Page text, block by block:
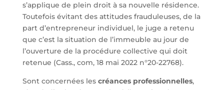
s’applique de plein droit à sa nouvelle résidence.
Toutefois évitant des attitudes frauduleuses, de la
part d’entrepreneur individuel, le juge a retenu
que c’est la situation de l’immeuble au jour de
l’ouverture de la procédure collective qui doit
retenue (Cass., com, 18 mai 2022 n°20-22768).
Sont concernées les créances professionnelles,